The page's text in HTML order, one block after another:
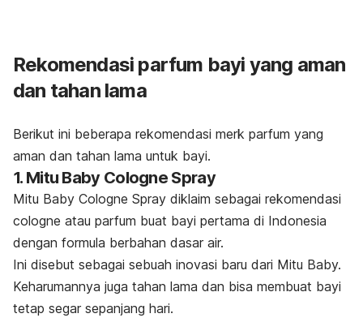
Rekomendasi parfum bayi yang aman
dan tahan lama
Berikut ini beberapa rekomendasi merk parfum yang
aman dan tahan lama untuk bayi.
1. Mitu Baby Cologne Spray
Mitu Baby Cologne Spray diklaim sebagai rekomendasi
cologne atau parfum buat bayi pertama di Indonesia
dengan formula berbahan dasar air.
Ini disebut sebagai sebuah inovasi baru dari Mitu Baby.
Keharumannya juga tahan lama dan bisa membuat bayi
tetap segar sepanjang hari.